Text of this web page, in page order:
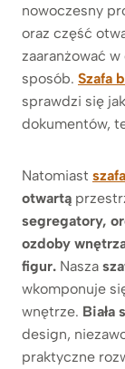
nowoczesny
oraz część
zaaranżować
sposób. Szafa
sprawdzi się
dokumentów,
Natomiast
otwartą
segregatory,
ozdoby
figur. Nasza
wkomponuje
wnętrze. Biała
design,
praktyczne